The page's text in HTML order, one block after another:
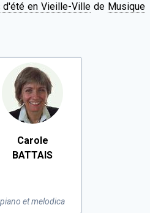
d'été en Vieille-Ville de Musique
blog/hello-
Carole
BATTAIS
piano et melodica